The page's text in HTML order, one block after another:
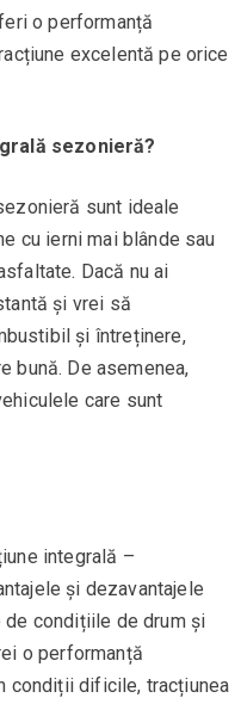
o performanță
excelentă pe orice
sezonieră?
sunt ideale
cu ierni mai blânde sau
Dacă nu ai
și vrei să
și întreținere,
bună. De asemenea,
care sunt
integrală –
și dezavantajele
de condițiile de drum și
o performanță
condiții dificile, tracțiunea